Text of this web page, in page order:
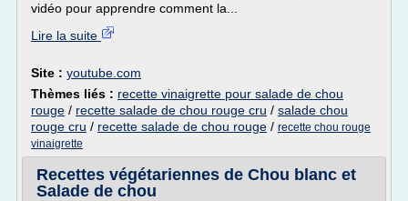
vidéo pour apprendre comment la...
Lire la suite
Site : youtube.com
Thèmes liés : recette vinaigrette pour salade de chou
rouge / recette salade de chou rouge cru / salade chou
rouge cru / recette salade de chou rouge / recette chou rouge
vinaigrette
Recettes végétariennes de Chou blanc et
Salade de chou